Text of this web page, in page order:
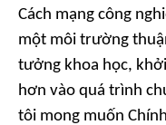
Cách mạng công
một môi trường
tưởng khoa học,
hơn vào quá trình
tôi mong muốn